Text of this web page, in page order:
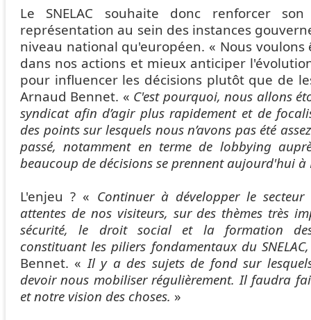
Le SNELAC souhaite donc renforcer
représentation au sein des instances
niveau national qu'européen. « Nous voulons
dans nos actions et mieux anticiper
pour influencer les décisions plutôt que de
Arnaud Bennet. « C'est pourquoi, nous allons
syndicat afin d’agir plus rapidement et de
des points sur lesquels nous n’avons pas été
passé, notamment en terme de lobbying
beaucoup de décisions se prennent aujourd'hui à
L'enjeu ? « Continuer à développer le
attentes de nos visiteurs, sur des thèmes très
sécurité, le droit social et la formation
constituant les piliers fondamentaux du SNELAC,
Bennet. «Il y a des sujets de fond sur
devoir nous mobiliser régulièrement. Il faudra
et notre vision des choses. »